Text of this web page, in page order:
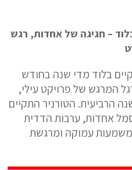
– חגיגה של אחדות, רגש
בלוד מדי שנה בחודש
המרגש של פרויקט עילי,
הרביעית. הטורניר התקיים
אחדות, ערבות הדדית
משמעות עמוקה ומרגשת